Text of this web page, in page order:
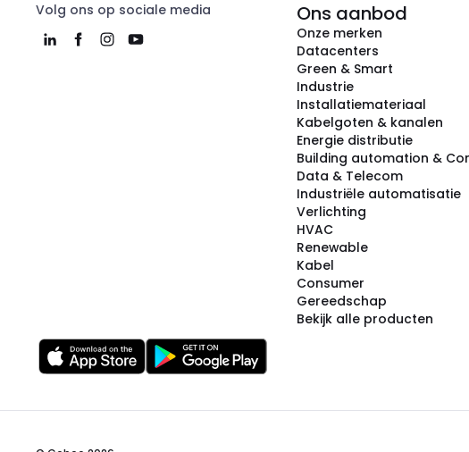
Volg ons op sociale media Ons aanbod
Onze merken
Datacenters
Green & Smart
Industrie
Installatiemateriaal
Kabelgoten & kanalen
Energie distributie
Building automation &
Data & Telecom
Industriële automatisatie
Verlichting
HVAC
Renewable
Kabel
Consumer
Gereedschap
Bekijk alle producten